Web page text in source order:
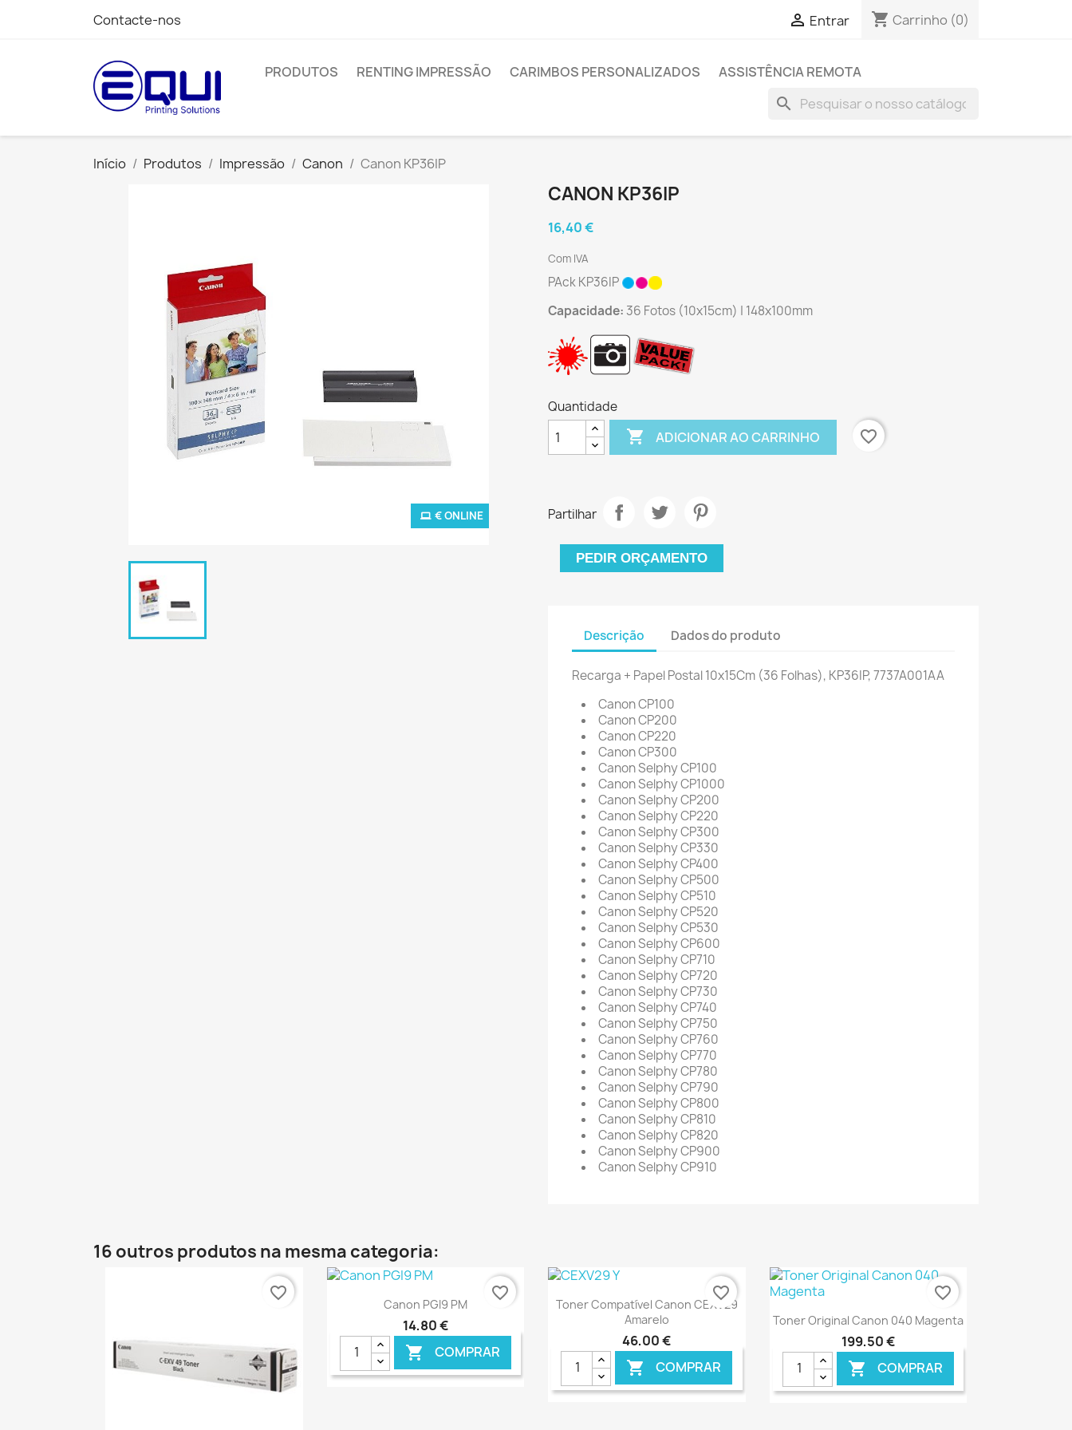
Contacte-nos  Entrar shopping_cart Carrinho (0)
PRODUTOS RENTING IMPRESSÃO CARIMBOS PERSONALIZADOS ASSISTÊNCIA REMOTA
search
Início Produtos Impressão Canon Canon KP36IP
€ ONLINE
CANON KP36IP
16,40 €
Com IVA
PAck KP36IP
Capacidade: 36 Fotos (10x15cm) | 148x100mm
Quantidade
 ADICIONAR AO CARRINHO favorite_border
Partilhar
PEDIR ORÇAMENTO
Descrição Dados do produto
Recarga + Papel Postal 10x15Cm (36 Folhas), KP36IP, 7737A001AA
Canon CP100
Canon CP200
Canon CP220
Canon CP300
Canon Selphy CP100
Canon Selphy CP1000
Canon Selphy CP200
Canon Selphy CP220
Canon Selphy CP300
Canon Selphy CP330
Canon Selphy CP400
Canon Selphy CP500
Canon Selphy CP510
Canon Selphy CP520
Canon Selphy CP530
Canon Selphy CP600
Canon Selphy CP710
Canon Selphy CP720
Canon Selphy CP730
Canon Selphy CP740
Canon Selphy CP750
Canon Selphy CP760
Canon Selphy CP770
Canon Selphy CP780
Canon Selphy CP790
Canon Selphy CP800
Canon Selphy CP810
Canon Selphy CP820
Canon Selphy CP900
Canon Selphy CP910
16 outros produtos na mesma categoria:
favorite_border Ver+
Canon PGI9 PM
14,80 €
 COMPRAR
favorite_border Ver+
Toner Compatível Canon CEXV29
Amarelo
46,00 €
 COMPRAR
favorite_border
Ver+
Toner Original Canon 040 Magenta
199,50 €
 COMPRAR
favorite_border